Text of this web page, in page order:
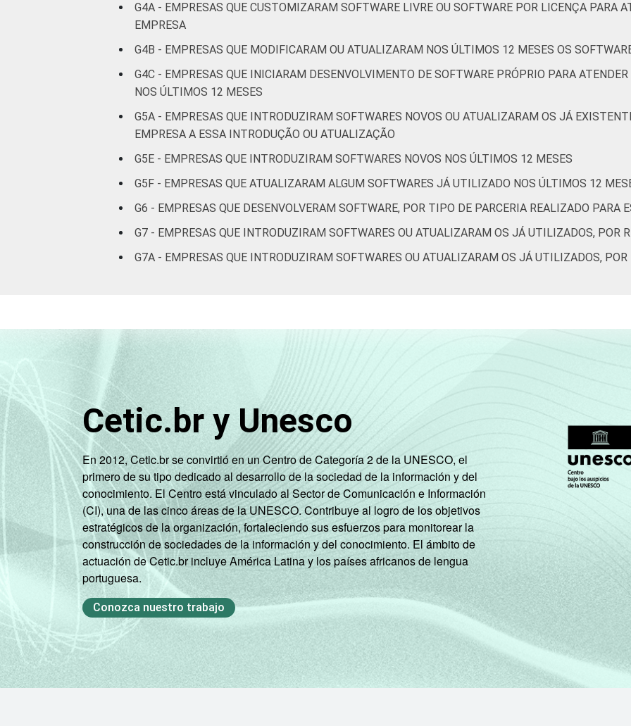
G4A - EMPRESAS QUE CUSTOMIZARAM SOFTWARE LIVRE OU SOFTWARE POR LICENÇA PARA
EMPRESA
G4B - EMPRESAS QUE MODIFICARAM OU ATUALIZARAM NOS ÚLTIMOS 12 MESES OS
G4C - EMPRESAS QUE INICIARAM DESENVOLVIMENTO DE SOFTWARE PRÓPRIO PARA
NOS ÚLTIMOS 12 MESES
G5A - EMPRESAS QUE INTRODUZIRAM SOFTWARES NOVOS OU ATUALIZARAM OS JÁ
EMPRESA A ESSA INTRODUÇÃO OU ATUALIZAÇÃO
G5E - EMPRESAS QUE INTRODUZIRAM SOFTWARES NOVOS NOS ÚLTIMOS 12 MESES
G5F - EMPRESAS QUE ATUALIZARAM ALGUM SOFTWARES JÁ UTILIZADO NOS ÚLTIMOS 12
G6 - EMPRESAS QUE DESENVOLVERAM SOFTWARE, POR TIPO DE PARCERIA REALIZADO PARA
G7 - EMPRESAS QUE INTRODUZIRAM SOFTWARES OU ATUALIZARAM OS JÁ UTILIZADOS, POR
G7A - EMPRESAS QUE INTRODUZIRAM SOFTWARES OU ATUALIZARAM OS JÁ UTILIZADOS, POR
Cetic.br y Unesco
En 2012, Cetic.br se convirtió en un Centro de Categoría 2 de la UNESCO, el
primero de su tipo dedicado al desarrollo de la sociedad de la información y del
conocimiento. El Centro está vinculado al Sector de Comunicación e Información
(CI), una de las cinco áreas de la UNESCO. Contribuye al logro de los objetivos
estratégicos de la organización, fortaleciendo sus esfuerzos para monitorear la
construcción de sociedades de la información y del conocimiento. El ámbito de
actuación de Cetic.br incluye América Latina y los países africanos de lengua
portuguesa.
Conozca nuestro trabajo